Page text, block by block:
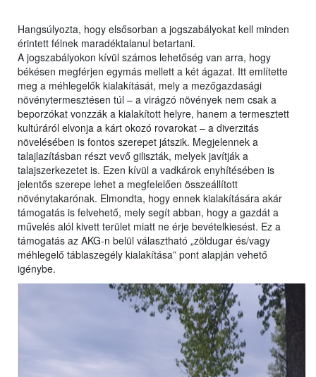
Hangsúlyozta, hogy elsősorban a jogszabályokat kell minden
érintett félnek maradéktalanul betartani.
A jogszabályokon kívül számos lehetőség van arra, hogy
békésen megférjen egymás mellett a két ágazat. Itt említette
meg a méhlegelők kialakítását, mely a mezőgazdasági
növénytermesztésen túl – a virágzó növények nem csak a
beporzókat vonzzák a kialakított helyre, hanem a termesztett
kultúráról elvonja a kárt okozó rovarokat – a diverzitás
növelésében is fontos szerepet játszik. Megjelennek a
talajlazításban részt vevő giliszták, melyek javítják a
talajszerkezetet is. Ezen kívül a vadkárok enyhítésében is
jelentős szerepe lehet a megfelelően összeállított
növénytakarónak. Elmondta, hogy ennek kialakítására akár
támogatás is felvehető, mely segít abban, hogy a gazdát a
művelés alól kivett terület miatt ne érje bevételkiesést. Ez a
támogatás az AKG-n belül választható „zöldugar és/vagy
méhlegelő táblaszegély kialakítása” pont alapján vehető
igénybe.